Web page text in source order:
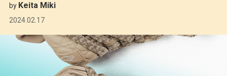
by Keita Miki
2024.02.17